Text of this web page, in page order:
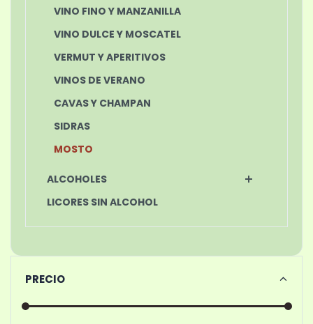
VINO FINO Y MANZANILLA
VINO DULCE Y MOSCATEL
VERMUT Y APERITIVOS
VINOS DE VERANO
CAVAS Y CHAMPAN
SIDRAS
MOSTO
ALCOHOLES
LICORES SIN ALCOHOL
PRECIO